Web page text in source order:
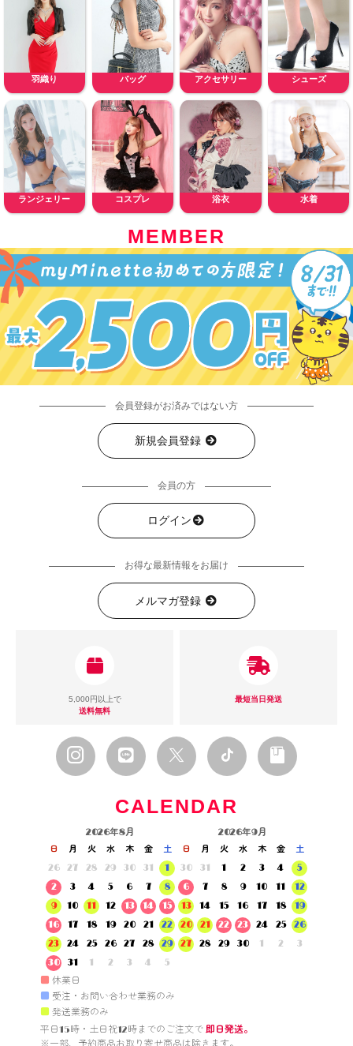
羽織り バッグ アクセサリー シューズ
ランジェリー コスプレ 浴衣 水着
MEMBER
会員登録がお済みではない方
新規会員登録
会員の方
ログイン
お得な最新情報をお届け
メルマガ登録
5,000円以上で
送料無料
最短当日発送
CALENDAR
2026年8月
日 月 火 水 木 金
土
26
27 28 29 30 31
1
2
3 4 5 6 7
8
9
10 11 12 13 14
15
16
17 18 19 20 21
22
23
24 25 26 27 28
29
30
31 1 2 3 4 5
2026年9月
日 月 火 水 木 金
土
30
31 1 2 3 4
5
6
7 8 9 10 11
12
13
14 15 16 17 18
19
20
21 22 23 24 25
26
27
28 29 30 1 2 3
■ 休業日
■ 受注・お問い合わせ業務のみ
■ 発送業務のみ
平日15時・土日祝12時までのご注文で 即日発送。